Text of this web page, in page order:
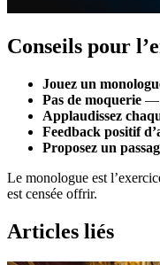
Conseils pour
Jouez un
Pas de moquerie —
Applaudissez
Feedback positif
Proposez un
Le monologue est
est censée offrir.
Articles liés